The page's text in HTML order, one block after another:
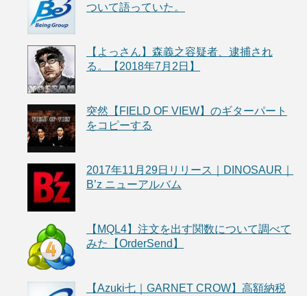
ついて語っていた。
【よっさん】森義之容疑者、逮捕され
る。【2018年7月2日】
突然【FIELD OF VIEW】のギターパート
をコピーする
2017年11月29日リリース｜DINOSAUR｜
B’z ニューアルバム
【MQL4】注文を出す関数について調べて
みた【OrderSend】
【Azuki七｜GARNET CROW】高額納税